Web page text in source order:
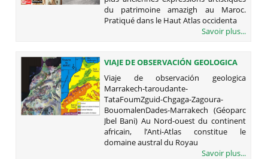
du patrimoine amazigh au Maroc.
Pratiqué dans le Haut Atlas occidenta
Savoir plus...
VIAJE DE OBSERVACIÓN GEOLOGICA
MARRAKECH-TAROUDANTE-
TATAFOUMZGUID-CHGAGA-
ZAGOURA-BOUOMALENDADES-
MARRAKECH (GÉOPARC JBEL BANI)
Viaje de observación geologica
Marrakech-taroudante-
TataFoumZguid-Chgaga-Zagoura-
BouomalenDades-Marrakech (Géoparc
Jbel Bani) Au Nord-ouest du continent
africain, l’Anti-Atlas constitue le
domaine austral du Royau
Savoir plus...